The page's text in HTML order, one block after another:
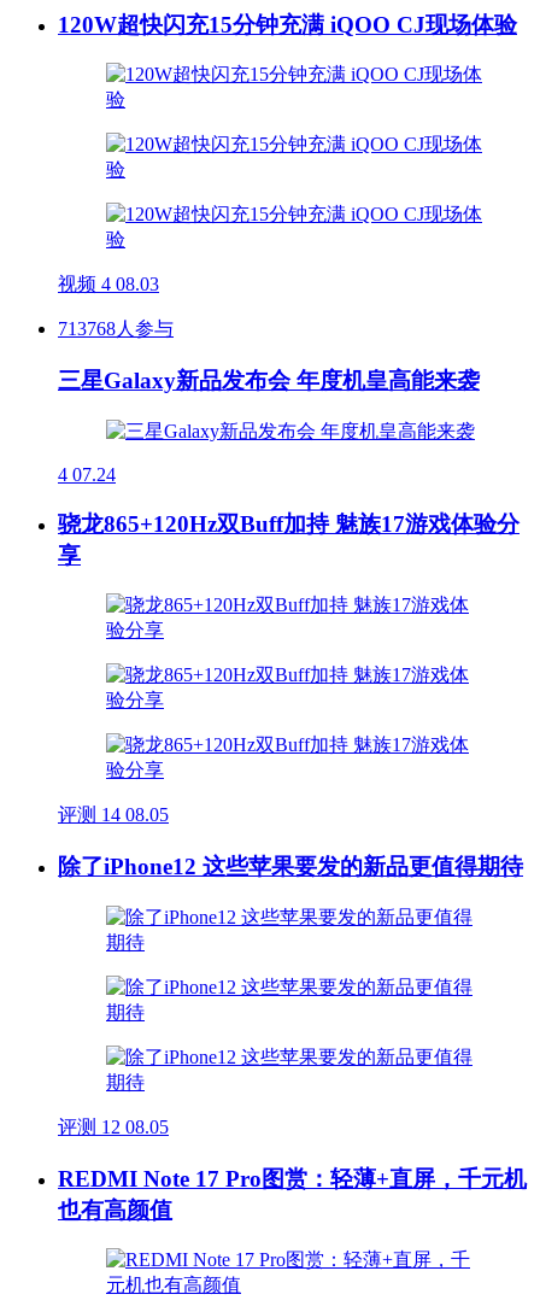
120W超快闪充15分钟充满 iQOO CJ现场体验
视频 4 08.03
713768人参与
三星Galaxy新品发布会 年度机皇高能来袭
4 07.24
骁龙865+120Hz双Buff加持 魅族17游戏体验分
享
评测 14 08.05
除了iPhone12 这些苹果要发的新品更值得期待
评测 12 08.05
REDMI Note 17 Pro图赏：轻薄+直屏，千元机
也有高颜值